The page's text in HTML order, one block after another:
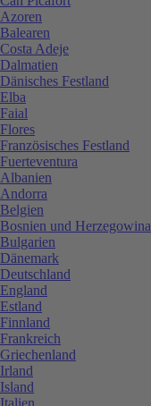
Azoren
Balearen
Costa Adeje
Dalmatien
Dänisches Festland
Elba
Faial
Flores
Französisches Festland
Fuerteventura
Albanien
Andorra
Belgien
Bosnien und Herzegowina
Bulgarien
Dänemark
Deutschland
England
Estland
Finnland
Frankreich
Griechenland
Irland
Island
Italien